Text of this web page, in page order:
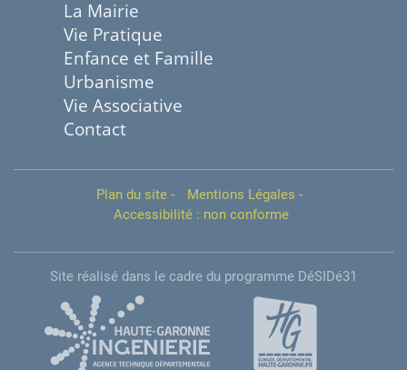
La Mairie
Vie Pratique
Enfance et Famille
Urbanisme
Vie Associative
Contact
Plan du site - Mentions Légales -
Accessibilité : non conforme
Site réalisé dans le cadre du programme DéSIDé31